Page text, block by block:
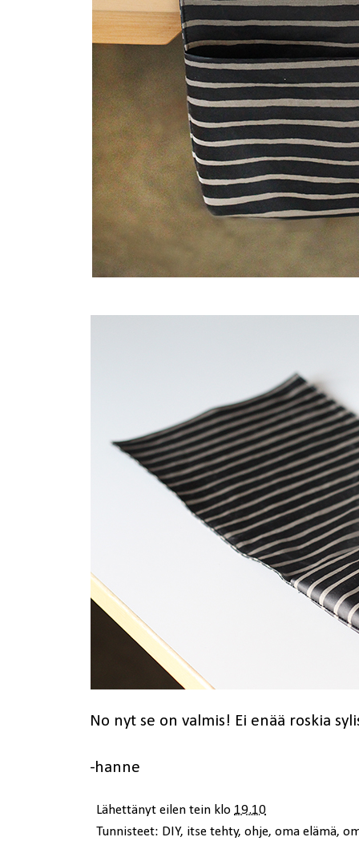
No nyt se on valmis! Ei enää roskia
-hanne
Lähettänyt eilen tein klo 19.10
Tunnisteet: DIY, itse tehty, ohje, oma elämä,